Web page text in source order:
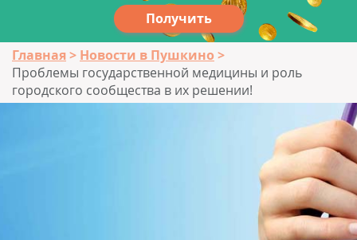
Получить
Главная
Новости в Пушкино
Проблемы государственной медицины и роль
городского сообщества в их решении!